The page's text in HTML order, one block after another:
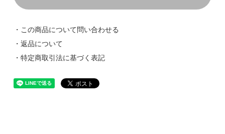
・この商品について問い合わせる
・返品について
・特定商取引法に基づく表記